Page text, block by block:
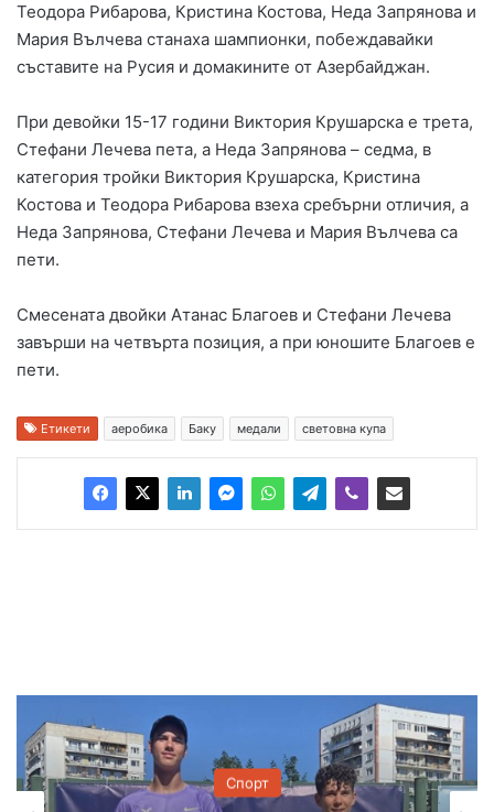
Теодора Рибарова, Кристина Костова, Неда Запрянова и
Мария Вълчева станаха шампионки, побеждавайки
съставите на Русия и домакините от Азербайджан.
При девойки 15-17 години Виктория Крушарска е трета,
Стефани Лечева пета, а Неда Запрянова – седма, в
категория тройки Виктория Крушарска, Кристина
Костова и Теодора Рибарова взеха сребърни отличия, а
Неда Запрянова, Стефани Лечева и Мария Вълчева са
пети.
Смесената двойки Атанас Благоев и Стефани Лечева
завърши на четвърта позиция, а при юношите Благоев е
пети.
Етикети аеробика Баку медали световна купа
Спорт